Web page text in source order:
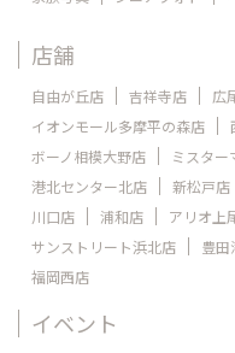
店舗
自由が丘店 吉祥寺店 広
イオンモール多摩平の森店
ボーノ相模大野店
ミスター
港北センター北店
新松戸店
川口店
浦和店 アリオ上
サンストリート浜北店
豊田
福岡西店
イベント